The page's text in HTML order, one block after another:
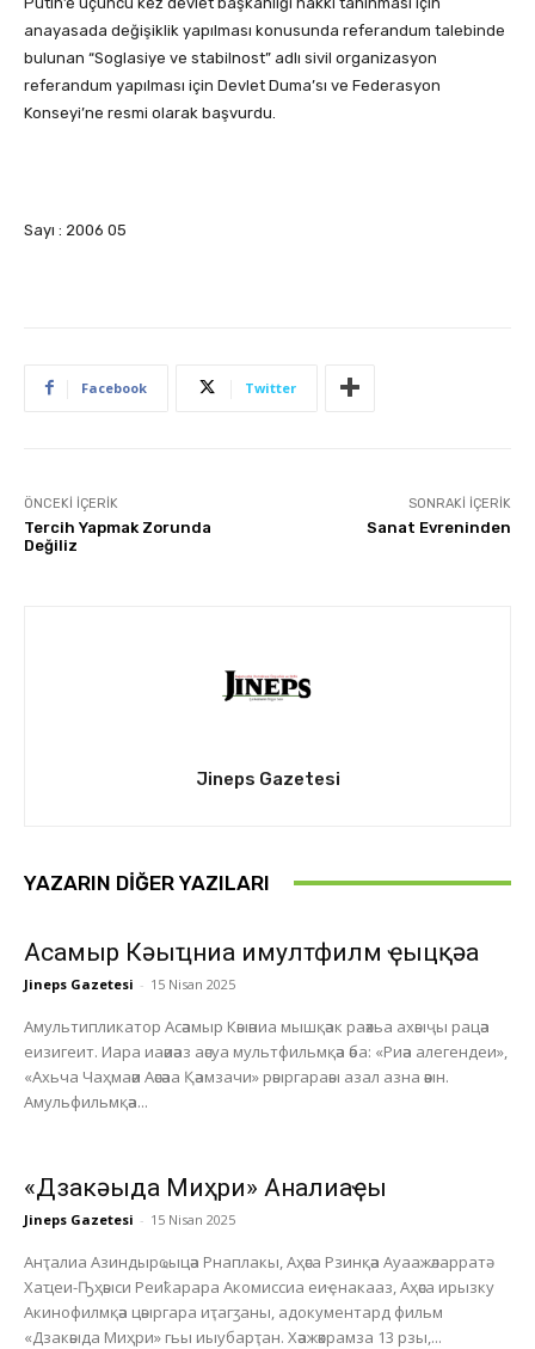
anayasada değişiklik yapılması konusunda referandum talebinde
bulunan “Soglasiye ve stabilnost” adlı sivil organizasyon
referandum yapılması için Devlet Duma’sı ve Federasyon
Konseyi’ne resmi olarak başvurdu.
Sayı : 2006 05
Facebook Twitter
ÖNCEKI İÇERIK
Tercih Yapmak Zorunda
Değiliz
SONRAKI İÇERIK
Sanat Evreninden
Jineps Gazetesi
YAZARIN DIĞER YAZILARI
Асҭамыр Кәыҵниа имултфилм ҿыцқәа
Jineps Gazetesi - 15 Nisan 2025
Амультипликатор Асәамыр Кәыәниа мышқәак раәхьа ахәыҷы рацәа
еизигеит. Иара иаәиәаз аәсуа мультфильмқәа әба: «Риәа алегендеи»,
«Ахьча Чаҳмаәи Аәсәаа Қәамзачи» рәыргараәы азал азна әәын.
Амульфильмқәа...
«Дзакәыда Миҳри» Анҭалиаҿы
Jineps Gazetesi - 15 Nisan 2025
Анҭалиа Азиндырҩыцәа Рнаплакы, Аҳәса Рзинқәа Ауаажәларратә
Хаҵеи-Ҧҳәыси Реиҟарара Акомиссиа еиҿнакааз, Аҳәса ирызку
Акинофилмқәа цәыргара иҭагӡаны, адокументард фильм
«Дзакәыда Миҳри» гьы иыубарҭан. Хәажәкрамза 13 рзы,...